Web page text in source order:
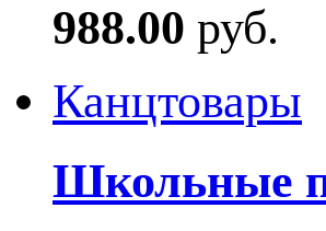
988.00 руб.
Канцтовары
Школьные